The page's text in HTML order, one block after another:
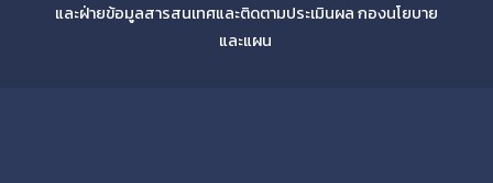
และฝ่ายข้อมูลสารสนเทศและติดตามประเมินผล กองนโยบาย
และแผน